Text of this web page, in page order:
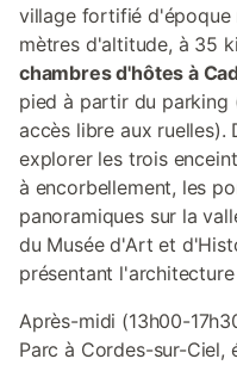
village fortifié d'époque
mètres d'altitude, à 35
chambres d'hôtes à
pied à partir du parking
accès libre aux ruelles).
explorer les trois
à encorbellement, les
panoramiques sur la
du Musée d'Art et
présentant
Après-midi (13h00-
Parc à Cordes-sur-Ciel,